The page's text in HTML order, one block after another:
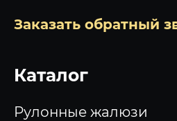
Заказать обратный
Каталог
Рулонные жалюзи